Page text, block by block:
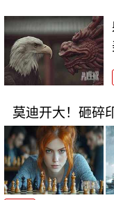
莫迪开大！砸碎